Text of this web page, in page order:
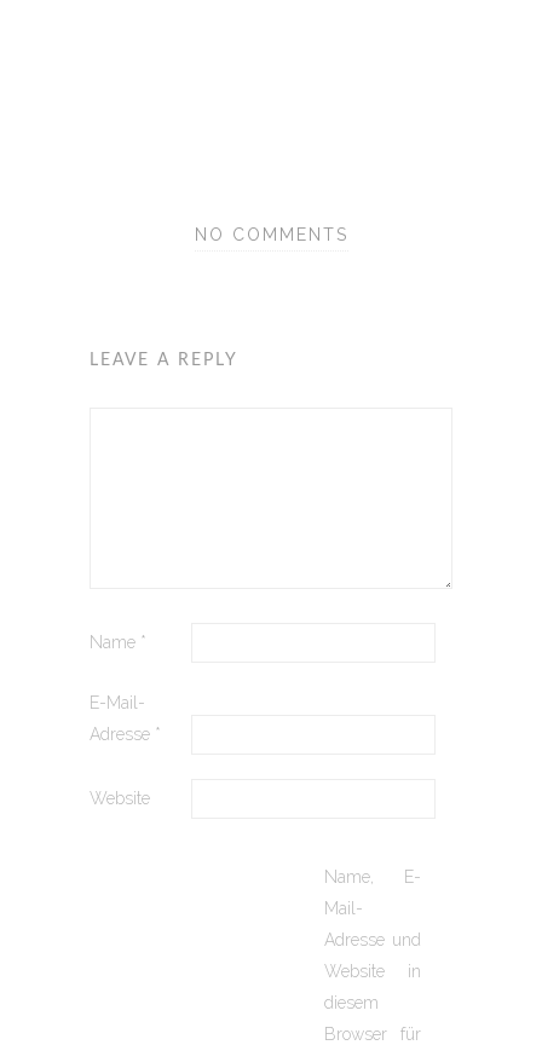
NO COMMENTS
LEAVE A REPLY
Name *
E-Mail-
Adresse *
Website
Name, E-
Mail-
Adresse und
Website in
diesem
Browser für